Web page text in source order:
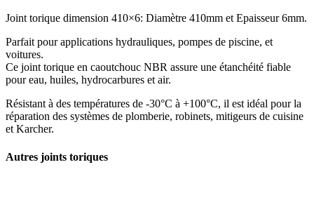
Joint torique dimension 410×6: Diamètre 410mm et Epaisseur 6mm.
Parfait pour applications hydrauliques, pompes de piscine, et
voitures.
Ce joint torique en caoutchouc NBR assure une étanchéité fiable
pour eau, huiles, hydrocarbures et air.
Résistant à des températures de -30°C à +100°C, il est idéal pour la
réparation des systèmes de plomberie, robinets, mitigeurs de cuisine
et Karcher.
Autres joints toriques